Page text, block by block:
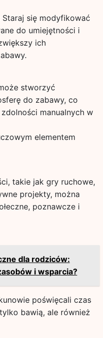
Staraj się modyfikować
do umiejętności i
ich
stworzyć
do zabawy, co
manualnych w
elementem
takie jak gry ruchowe,
projekty, można
poznawcze i
dla rodziców:
i wsparcia?
poświęcali czas
bawią, ale również